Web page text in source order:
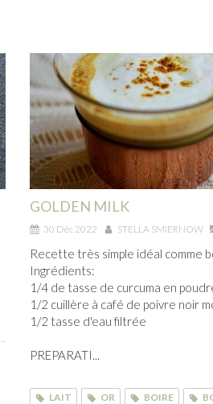
GOLDEN MILK
30 Déc 2022 STELLA SMIERNOW
Recette très simple idéal comme
Ingrédients:
1/4 de tasse de curcuma en
1/2 cuillère à café de poivre noir
1/2 tasse d'eau filtrée
PREPARATI...
LAIT OR BOIRE